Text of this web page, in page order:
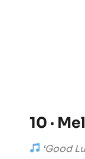
10 ·
‘Good